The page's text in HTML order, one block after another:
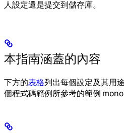
人設定還是提交到儲存庫。
本指南涵蓋的內容
下方的表格列出每個設定及其用
個程式碼範例所參考的範例